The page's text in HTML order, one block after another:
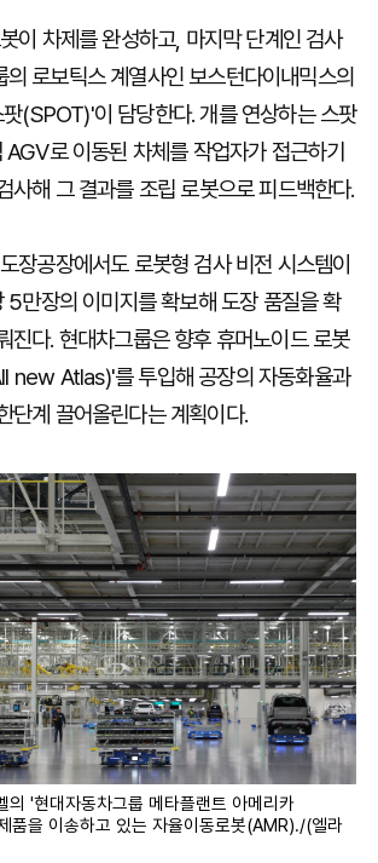
이 차제를 완성하고, 마지막 단계인 검사
로보틱스 계열사인 보스턴다이내믹스의
(SPOT)'이 담당한다. 개를 연상하는 스팟
로 이동된 차체를 작업자가 접근하기
사해 그 결과를 조립 로봇으로 피드백한다.
장공장에서도 로봇형 검사 비전 시스템이
5만장의 이미지를 확보해 도장 품질을 확
진다. 현대차그룹은 향후 휴머노이드 로봇
new Atlas)'를 투입해 공장의 자동화율과
단계 끌어올린다는 계획이다.
의 '현대자동차그룹 메타플랜트 아메리카
품을 이송하고 있는 자율이동로봇(AMR)./(엘라